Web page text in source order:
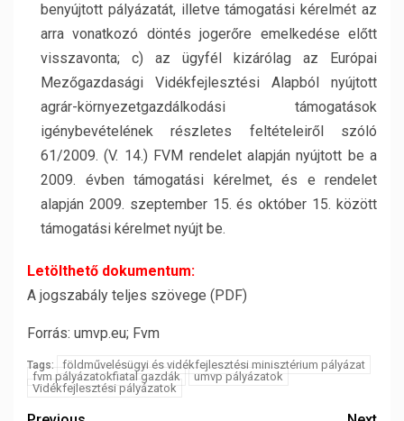
benyújtott pályázatát, illetve támogatási kérelmét az
arra vonatkozó döntés jogerőre emelkedése előtt
visszavonta; c) az ügyfél kizárólag az Európai
Mezőgazdasági Vidékfejlesztési Alapból nyújtott
agrár-környezetgazdálkodási támogatások
igénybevételének részletes feltételeiről szóló
61/2009. (V. 14.) FVM rendelet alapján nyújtott be a
2009. évben támogatási kérelmet, és e rendelet
alapján 2009. szeptember 15. és október 15. között
támogatási kérelmet nyújt be.
Letölthető dokumentum:
A jogszabály teljes szövege (PDF)
Forrás: umvp.eu; Fvm
Tags:
földművelésügyi és vidékfejlesztési minisztérium pályázat
fvm pályázatokfiatal gazdák
umvp pályázatok
Vidékfejlesztési pályázatok